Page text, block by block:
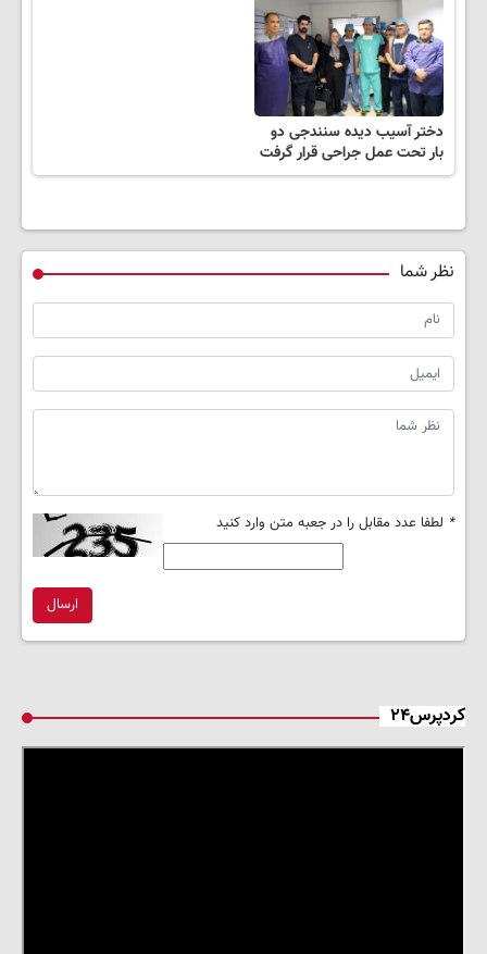
دختر آسیب دیده سنندجی دو
بار تحت عمل جراحی قرار گرفت
نظر شما
* لطفا عدد مقابل را در جعبه متن وارد کنید
ارسال
کردپرس۲۴